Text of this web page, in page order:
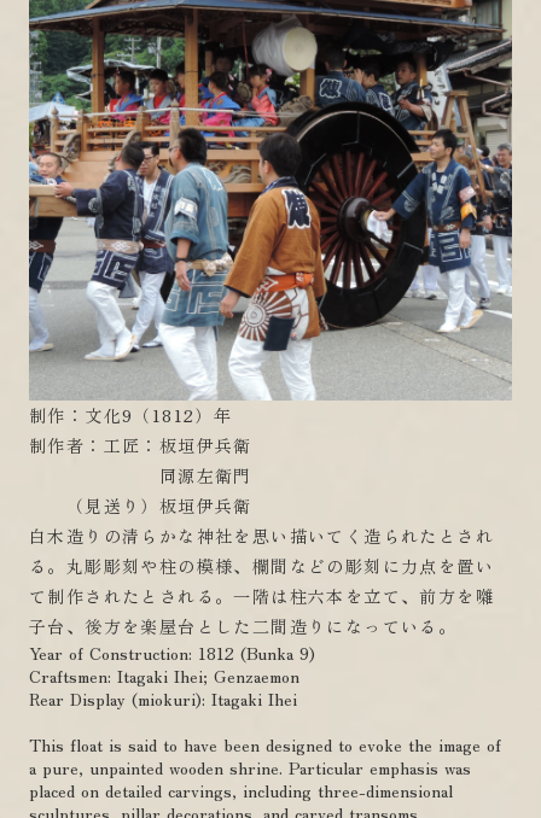
制作：文化9（1812）年
制作者：工匠：板垣伊兵衛
同源左衛門
（見送り）板垣伊兵衛
白木造りの清らかな神社を思い描いてく造られたとされ
る。丸彫彫刻や柱の模様、欄間などの彫刻に力点を置い
て制作されたとされる。一階は柱六本を立て、前方を囃
子台、後方を楽屋台とした二間造りになっている。
Year of Construction: 1812 (Bunka 9)
Craftsmen: Itagaki Ihei; Genzaemon
Rear Display (miokuri): Itagaki Ihei
This float is said to have been designed to evoke the image of
a pure, unpainted wooden shrine. Particular emphasis was
placed on detailed carvings, including three-dimensional
sculptures, pillar decorations, and carved transoms.